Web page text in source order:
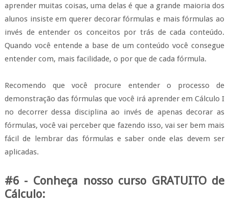
aprender muitas coisas, uma delas é que a grande maioria dos
alunos insiste em querer decorar fórmulas e mais fórmulas ao
invés de entender os conceitos por trás de cada conteúdo.
Quando você entende a base de um conteúdo você consegue
entender com, mais facilidade, o por que de cada fórmula.
Recomendo que você procure entender o processo de
demonstração das fórmulas que você irá aprender em Cálculo I
no decorrer dessa disciplina ao invés de apenas decorar as
fórmulas, você vai perceber que fazendo isso, vai ser bem mais
fácil de lembrar das fórmulas e saber onde elas devem ser
aplicadas.
#6 - Conheça nosso curso GRATUITO de
Cálculo: